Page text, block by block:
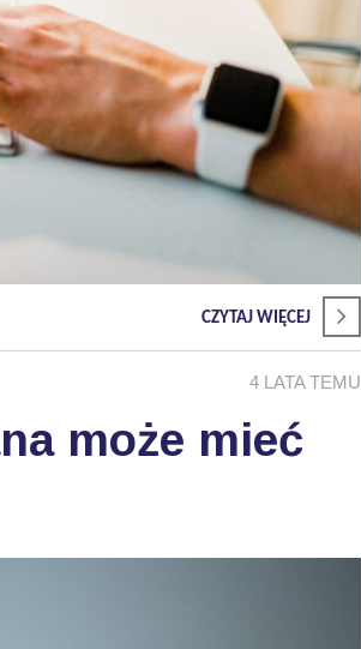
CZYTAJ WIĘCEJ
4 LATA TEMU
może mieć